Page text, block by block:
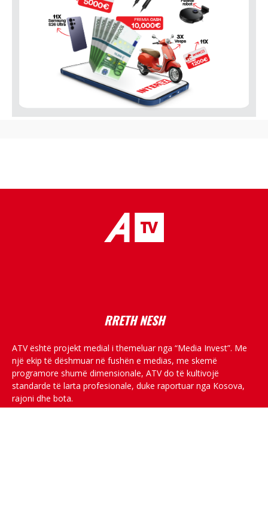
RRETH NESH
ATV është projekt medial i themeluar nga “Media Invest”. Me
një ekip të dëshmuar në fushën e medias, me skemë
programore shumë dimensionale, ATV do të kultivojë
standarde të larta profesionale, duke raportuar nga Kosova,
rajoni dhe bota.